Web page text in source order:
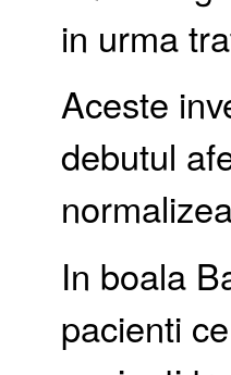
in urma
Aceste
debutul
In boala
pacienti